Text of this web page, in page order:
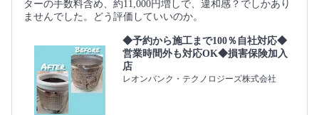
ターの手数料含め、約11,000円増しで、違和感？でしかあり
ませんでした。どう評価していいのか。
◆予約から施工まで100％自社対応◆
営業時間外も対応OK◆損害保険加入
店
レオンバンク・テクノロジーズ株式会社